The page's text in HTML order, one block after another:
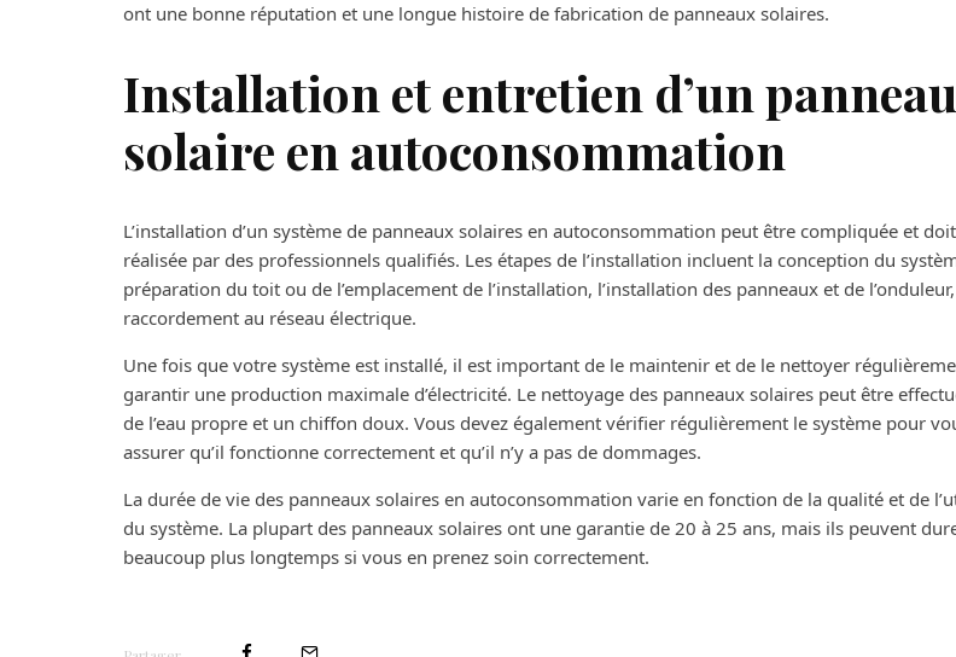
ont une bonne réputation et une longue histoire de fabrication de panneaux solaires.
Installation et entretien d’un panneau
solaire en autoconsommation
L’installation d’un système de panneaux solaires en autoconsommation peut être compliquée et
réalisée par des professionnels qualifiés. Les étapes de l’installation incluent la conception du
préparation du toit ou de l’emplacement de l’installation, l’installation des panneaux et de
raccordement au réseau électrique.
Une fois que votre système est installé, il est important de le maintenir et de le nettoyer
garantir une production maximale d’électricité. Le nettoyage des panneaux solaires peut être
de l’eau propre et un chiffon doux. Vous devez également vérifier régulièrement le système pour
assurer qu’il fonctionne correctement et qu’il n’y a pas de dommages.
La durée de vie des panneaux solaires en autoconsommation varie en fonction de la qualité et de
du système. La plupart des panneaux solaires ont une garantie de 20 à 25 ans, mais ils peuvent
beaucoup plus longtemps si vous en prenez soin correctement.